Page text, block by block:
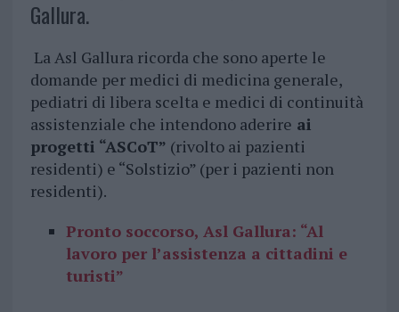
Gallura.
La Asl Gallura ricorda che sono aperte le
domande per medici di medicina generale,
pediatri di libera scelta e medici di continuità
assistenziale che intendono aderire ai
progetti “ASCoT” (rivolto ai pazienti
residenti) e “Solstizio” (per i pazienti non
residenti).
Pronto soccorso, Asl Gallura: “Al
lavoro per l’assistenza a cittadini e
turisti”